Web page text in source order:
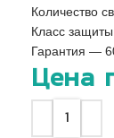
Количество
Класс
Гарантия —
Цена